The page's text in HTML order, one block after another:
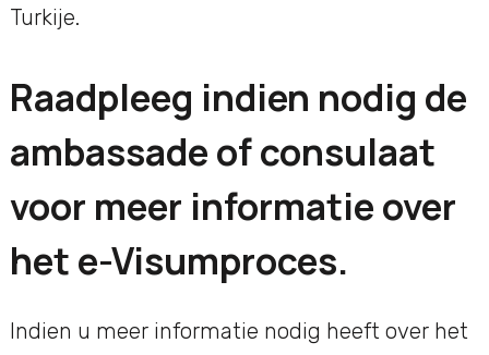
Turkije.
Raadpleeg indien nodig de
ambassade of consulaat
voor meer informatie over
het e-Visumproces.
Indien u meer informatie nodig heeft over het